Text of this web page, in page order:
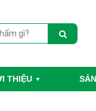
THIỆU